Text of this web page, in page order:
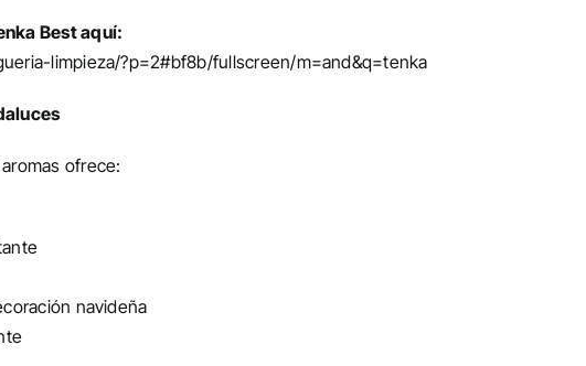
Best aquí:
limpieza/?p=2#bf8b/fullscreen/m=and&q=tenka
ofrece:
navideña